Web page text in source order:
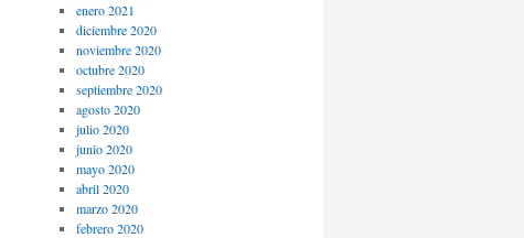
enero 2021
diciembre 2020
noviembre 2020
octubre 2020
septiembre 2020
agosto 2020
julio 2020
junio 2020
mayo 2020
abril 2020
marzo 2020
febrero 2020